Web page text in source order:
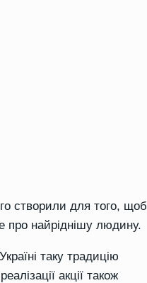
створили для того, щоб
про найріднішу людину.
таку традицію
акції також